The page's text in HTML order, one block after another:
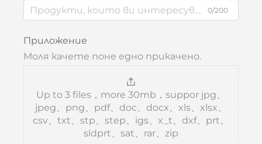
0/200
Приложение
Моля качете поне едно прикачено.
Up to 3 files，more 30mb，suppor jpg、
jpeg、png、pdf、doc、docx、xls、xlsx、
csv、txt、stp、step、igs、x_t、dxf、prt、
sldprt、sat、rar、zip